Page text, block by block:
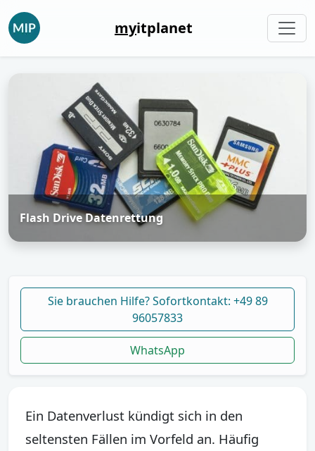
myitplanet
Flash Drive Datenrettung
Sie brauchen Hilfe? Sofortkontakt: +49 89
96057833
WhatsApp
Ein Datenverlust kündigt sich in den
seltensten Fällen im Vorfeld an. Häufig